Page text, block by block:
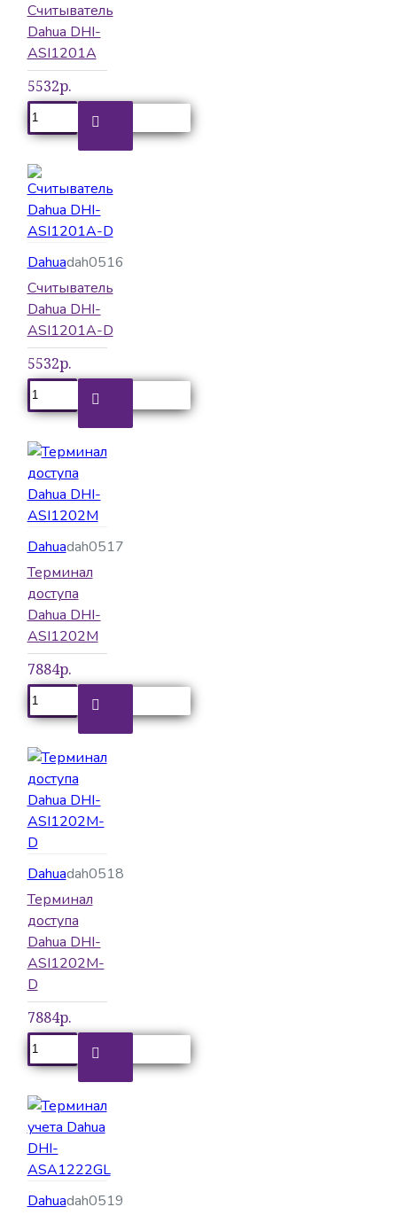
Считыватель
Dahua DHI-
ASI1201A
5532р.
Dahuadah0516
Считыватель
Dahua DHI-
ASI1201A-D
5532р.
Dahuadah0517
Терминал
доступа
Dahua DHI-
ASI1202M
7884р.
Dahuadah0518
Терминал
доступа
Dahua DHI-
ASI1202M-
D
7884р.
Dahuadah0519